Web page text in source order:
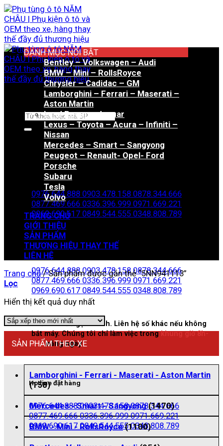
Bỏ
qua
nội
dung
Tìm
Hotline đặt hàng
0976.644.888 0903.478.158 0878.344.666
0877.469.666 0336.396.999 0971.669.221
0969.690.617 0849.544.555 0348.808.789
Zalo đặt hàng
0976.644.888 0903.478.158 0878.344.666
0877.469.666 0336.396.999 0971.669.221
0969.690.617 0849.544.555 0348.808.789
Nhấn vào để gọi nhanh. Liên hệ số khác nếu không
bắt máy. Chúng tôi chỉ làm việc trongkhung giờ 8h-
21hhằng ngày
Hotline đặt hàng
0976.644.888 0903.478.158 0878.344.666
0877.469.666 0336.396.999 0971.669.221
0969.690.617 0849.544.555 0348.808.789
DANH MỤC NỔI BẬT
Bentley – Volkswagen – Audi
BMW – Mini – RollsRoyce
Chrysler – Cadidac – GM
Lamborghini – Ferrari – Maserati –
Aston Martin
Land Rover – Jaguar
Lexus – Toyota – Acura – Infiniti –
Nissan
Mercedes – Smart – Sangyong
Peugeot – Renault- Opel- Ford
Porsche
Subaru
Tesla
Volvo
TRANG CHỦ
GIỚI THIỆU
SẢN PHẨM
THƯƠNG HIỆU THAY THẾ
LIÊN HỆ
Trang chủ /Sản phẩm được gắn thẻ “5NN941113”
Lọc
Hiển thị kết quả duy nhất
SẢN PHẨM THEO XE
Lamborghini - Ferrari - Maserati - Aston Martin
(158)
Mercedes - Smart - Sangyong (1470)
BMW - Mini - RollsRoyce (1100)